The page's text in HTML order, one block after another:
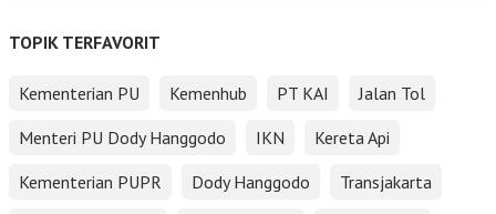
TOPIK TERFAVORIT
Kementerian PU Kemenhub PT KAI
Jalan Tol
Menteri PU Dody Hanggodo
IKN
Kereta Api
Kementerian PUPR
Dody Hanggodo
Transjakarta